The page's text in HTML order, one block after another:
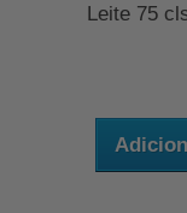
Leite 75